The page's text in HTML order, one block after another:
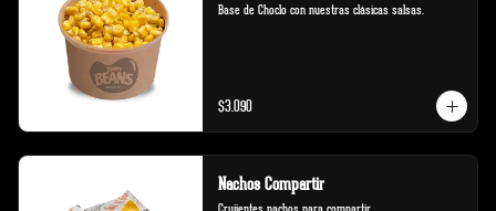
Base de Choclo con nuestras clásicas salsas.
$3.090
Nachos Compartir